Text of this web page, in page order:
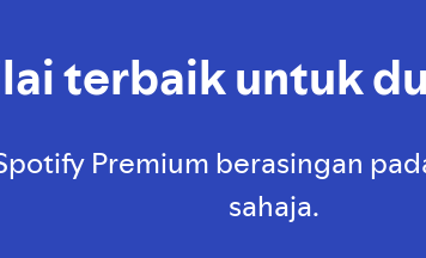
terbaik untuk
Premium berasingan
sahaja.